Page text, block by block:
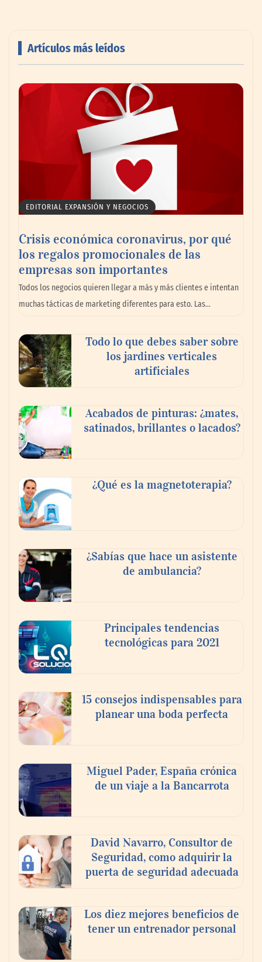
AMANAC celebra su 39 aniversario
impulsando la colaboración en el sector
La omnicanalidad redefine la forma de
planear viajes en México
buscan proyectar talento mexicano y
fortalecer el turismo médico
En el Día de la Cerveza, Grupo Modelo
mundo elige para reunirse: 7 de cada 10 la
escogen
compromiso para el eclipse solar del 12 de
agosto
‘El ransomware se puede vencer. No
Artículos más leídos
EDITORIAL EXPANSIÓN Y NEGOCIOS
Crisis económica coronavirus, por qué
los regalos promocionales de las
empresas son importantes
Todos los negocios quieren llegar a más y más clientes e intentan
muchas tácticas de marketing diferentes para esto. Las…
Todo lo que debes saber sobre
los jardines verticales
artificiales
Acabados de pinturas: ¿mates,
satinados, brillantes o lacados?
¿Qué es la magnetoterapia?
¿Sabías que hace un asistente
de ambulancia?
Principales tendencias
tecnológicas para 2021
15 consejos indispensables para
planear una boda perfecta
Miguel Pader, España crónica
de un viaje a la Bancarrota
David Navarro, Consultor de
Seguridad, como adquirir la
puerta de seguridad adecuada
Los diez mejores beneficios de
tener un entrenador personal